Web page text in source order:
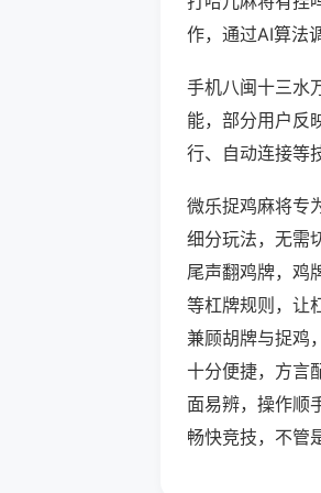
作，通过AI算法
手机八闽十三水
能，部分用户反
行、自动连接等
微乐捉鸡麻将专
细分玩法，无需
尾声翻鸡牌，鸡
等杠牌规则，让
兼顾胡牌与捉鸡
十分便捷，方言
面易辨，操作顺
畅快竞技，不管